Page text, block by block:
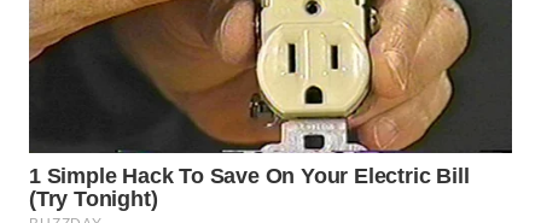
WN
WN DELI
SERDANG